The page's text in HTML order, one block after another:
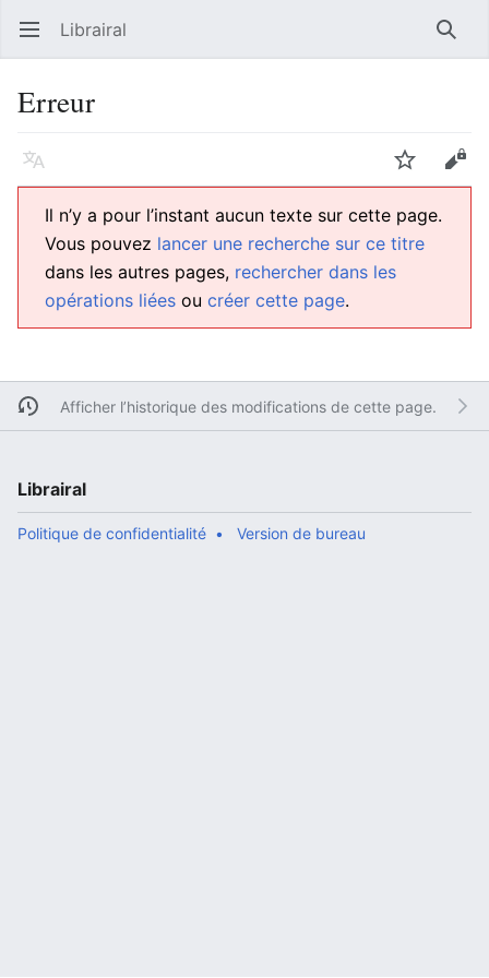
Ouvrir le menu principal Librairal
Erreur
Langue Suivre
Il n’y a pour l’instant aucun texte sur cette page.
Vous pouvez lancer une recherche sur ce titre
dans les autres pages, rechercher dans les
opérations liées ou créer cette page.
Afficher l’historique des modifications de cette page.
Librairal
Politique de confidentialité Version de bureau